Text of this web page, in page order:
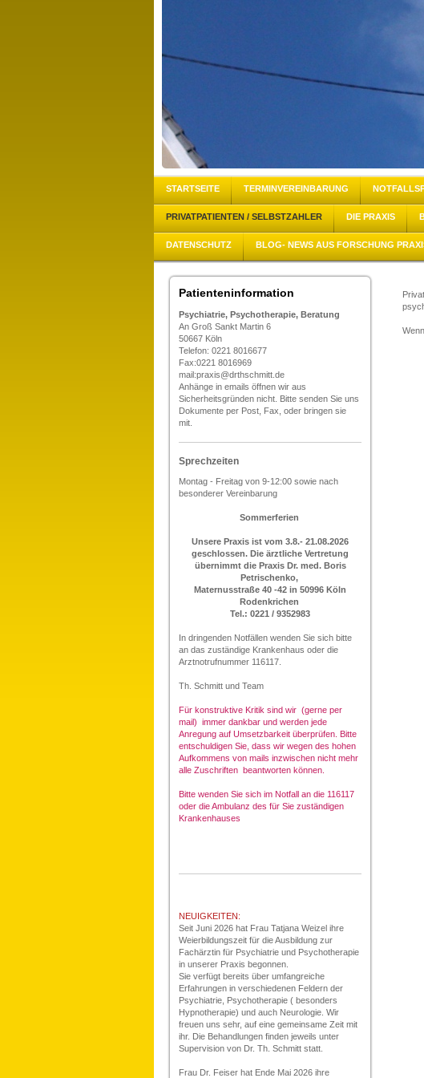
STARTSEITE TERMINVEREINBARUNG
PRIVATPATIENTEN / SELBSTZAHLER DIE PRAXIS
DATENSCHUTZ BLOG- NEWS AUS FORSCHUNG
Patienteninformation
Psychiatrie, Psychotherapie, Beratung
An Groß Sankt Martin 6
50667 Köln
Telefon: 0221 8016677
Fax:0221 8016969
mail:praxis@drthschmitt.de
Anhänge in emails öffnen wir aus
Sicherheitsgründen nicht. Bitte senden Sie uns
Dokumente per Post, Fax, oder bringen sie
mit.
Sprechzeiten
Montag - Freitag von 9-12:00 sowie nach
besonderer Vereinbarung
Sommerferien
Unsere Praxis ist vom 3.8.- 21.08.2026
geschlossen. Die ärztliche Vertretung
übernimmt die Praxis Dr. med. Boris
Petrischenko,
Maternusstraße 40 -42 in 50996 Köln
Rodenkrichen
Tel.: 0221 / 9352983
In dringenden Notfällen wenden Sie sich bitte
an das zuständige Krankenhaus oder die
Arztnotrufnummer 116117.
Th. Schmitt und Team
Für konstruktive Kritik sind wir (gerne per
mail) immer dankbar und werden jede
Anregung auf Umsetzbarkeit überprüfen. Bitte
entschuldigen Sie, dass wir wegen des hohen
Aufkommens von mails inzwischen nicht mehr
alle Zuschriften beantworten können.
Bitte wenden Sie sich im Notfall an die 116117
oder die Ambulanz des für Sie zuständigen
Krankenhauses
NEUIGKEITEN:
Seit Juni 2026 hat Frau Tatjana Weizel ihre
Weierbildungszeit für die Ausbildung zur
Fachärztin für Psychiatrie und Psychotherapie
in unserer Praxis begonnen.
Sie verfügt bereits über umfangreiche
Erfahrungen in verschiedenen Feldern der
Psychiatrie, Psychotherapie ( besonders
Hypnotherapie) und auch Neurologie. Wir
freuen uns sehr, auf eine gemeinsame Zeit mit
ihr. Die Behandlungen finden jeweils unter
Supervision von Dr. Th. Schmitt statt.
Frau Dr. Feiser hat Ende Mai 2026 ihre